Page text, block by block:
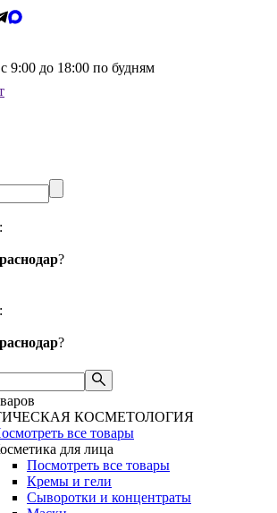
9:00 до 18:00 по будням
?
?
КОСМЕТОЛОГИЯ
все товары
для лица
Посмотреть все товары
Кремы и гели
Сыворотки и концентраты